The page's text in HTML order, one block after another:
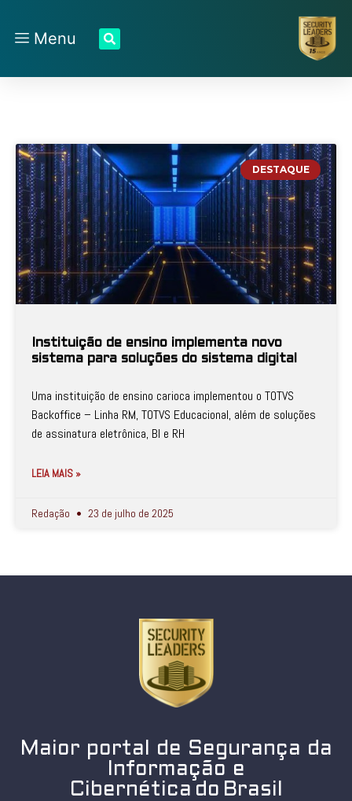
Menu
DESTAQUE
Instituição de ensino implementa novo
sistema para soluções do sistema digital
Uma instituição de ensino carioca implementou o TOTVS
Backoffice – Linha RM, TOTVS Educacional, além de soluções
de assinatura eletrônica, BI e RH
LEIA MAIS »
Redação 23 de julho de 2025
Maior portal de Segurança da
Informação e
Cibernética do Brasil